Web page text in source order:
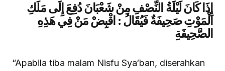
إِذَا كَانَ لَيْلَةُ النِّصْفِ مِنْ شَعْبَانَ دُفِعَ إِلَى مَلَكِ
الْمَوْتِ صَحِيفَةٌ فَيُقَالُ : اقْبِضْ مَنْ فِي هَذِهِ
الصَّحِيفَةِ
“Apabila tiba malam Nisfu Sya‘ban, diserahkan